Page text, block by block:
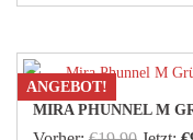
ANGEBOT!
MIRA PHUNNEL M